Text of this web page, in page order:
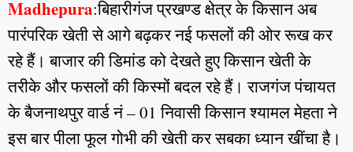
Madhepura:बिहारीगंज प्रखण्ड क्षेत्र के किसान अब
पारंपरिक खेती से आगे बढ़कर नई फसलों की ओर रूख कर
रहे हैं। बाजार की डिमांड को देखते हुए किसान खेती के
तरीके और फसलों की किस्मों बदल रहे हैं। राजगंज पंचायत
के बैजनाथपुर वार्ड नं – 01 निवासी किसान श्यामल मेहता ने
इस बार पीला फूल गोभी की खेती कर सबका ध्यान खींचा है।